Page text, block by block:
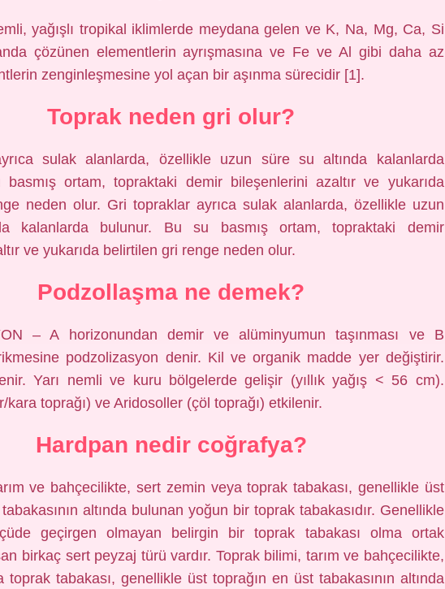
yağışlı tropikal iklimlerde meydana gelen ve K, Na, Mg, Ca, Si
çözünen elementlerin ayrışmasına ve Fe ve Al gibi daha az
zenginleşmesine yol açan bir aşınma sürecidir [1].
Toprak neden gri olur?
sulak alanlarda, özellikle uzun süre su altında kalanlarda
ortam, topraktaki demir bileşenlerini azaltır ve yukarıda
neden olur. Gri topraklar ayrıca sulak alanlarda, özellikle uzun
kalanlarda bulunur. Bu su basmış ortam, topraktaki demir
ve yukarıda belirtilen gri renge neden olur.
Podzollaşma ne demek?
– A horizonundan demir ve alüminyumun taşınması ve B
podzolizasyon denir. Kil ve organik madde yer değiştirir.
Yarı nemli ve kuru bölgelerde gelişir (yıllık yağış < 56 cm).
kara toprağı) ve Aridosoller (çöl toprağı) etkilenir.
Hardpan nedir coğrafya?
ve bahçecilikte, sert zemin veya toprak tabakası, genellikle üst
altında bulunan yoğun bir toprak tabakasıdır. Genellikle
geçirgen olmayan belirgin bir toprak tabakası olma ortak
birkaç sert peyzaj türü vardır. Toprak bilimi, tarım ve bahçecilikte,
tabakası, genellikle üst toprağın en üst tabakasının altında